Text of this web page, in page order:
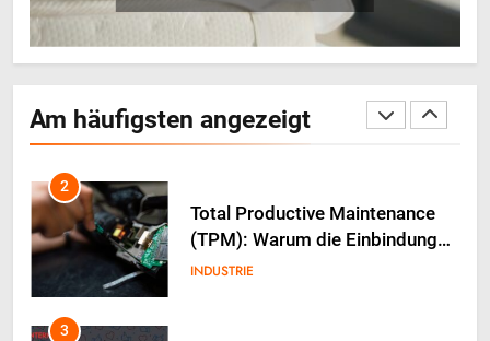
Am häufigsten angezeigt
votre énergie au quotidien
GESUNDHEIT
Total Productive Maintenance
(TPM): Warum die Einbindung
3
InternetFame-Verantwortliche
bewerten den rasanten Anstieg